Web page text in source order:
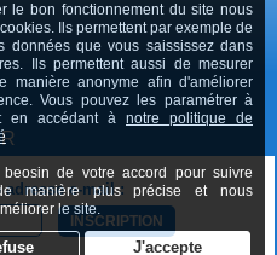
e-mail :
INSCRIPTION
le bon fonctionnement du site nous
Ils permettent par exemple de
données que vous saississez dans
Ils permettent aussi de mesurer
manière anonyme afin d'améliorer
Vous pouvez les paramétrer à
en accédant à notre politique de
beosin de votre accord pour suivre
manière plus précise et nous
le site.